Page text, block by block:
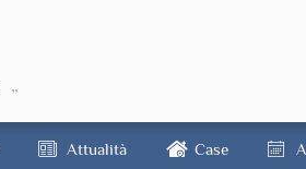
Attualità Case